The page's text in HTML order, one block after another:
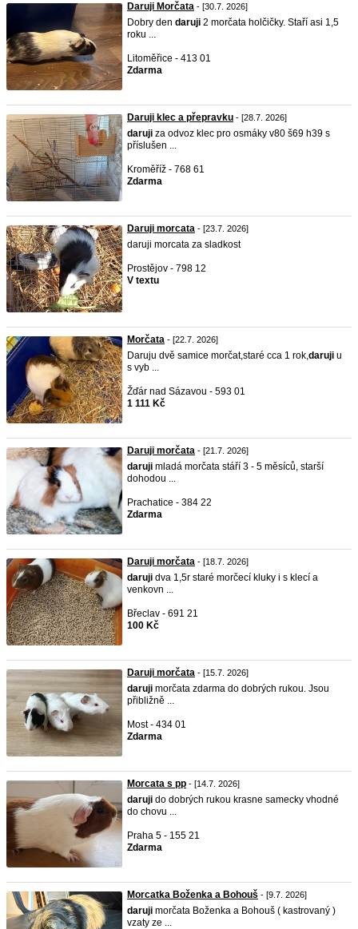
Daruji Morčata - [30.7. 2026]
Dobry den daruji 2 morčata holčičky. Staří asi 1,5
roku ...
Litoměřice - 413 01
Zdarma
Daruji klec a přepravku - [28.7. 2026]
daruji za odvoz klec pro osmáky v80 š69 h39 s
příslušen ...
Kroměříž - 768 61
Zdarma
Daruji morcata - [23.7. 2026]
daruji morcata za sladkost
Prostějov - 798 12
V textu
Morčata - [22.7. 2026]
Daruju dvě samice morčat,staré cca 1 rok,daruji u
s vyb ...
Žďár nad Sázavou - 593 01
1 111 Kč
Daruji morčata - [21.7. 2026]
daruji mladá morčata stáří 3 - 5 měsíců, starší
dohodou ...
Prachatice - 384 22
Zdarma
Daruji morčata - [18.7. 2026]
daruji dva 1,5r staré morčecí kluky i s klecí a
venkovn ...
Břeclav - 691 21
100 Kč
Daruji morčata - [15.7. 2026]
daruji morčata zdarma do dobrých rukou. Jsou
přibližně ...
Most - 434 01
Zdarma
Morcata s pp - [14.7. 2026]
daruji do dobrých rukou krasne samecky vhodné
do chovu ...
Praha 5 - 155 21
Zdarma
Morcatka Boženka a Bohouš - [9.7. 2026]
daruji morčata Boženka a Bohouš ( kastrovaný )
vzaty ze ...